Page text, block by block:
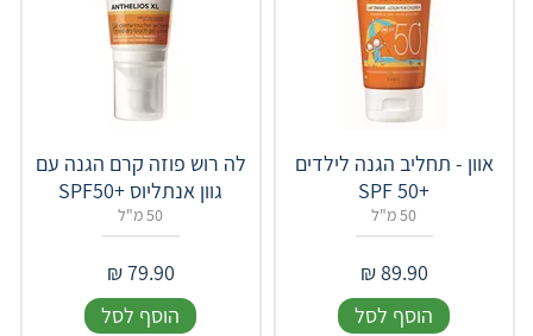
אוון - תחליב הגנה לילדים
+SPF 50
50 מ"ל
89.90
₪
הוסף לסל
לה רוש פוזה קרם הגנה עם
גוון אנתליוס +SPF50
50 מ"ל
79.90
₪
הוסף לסל